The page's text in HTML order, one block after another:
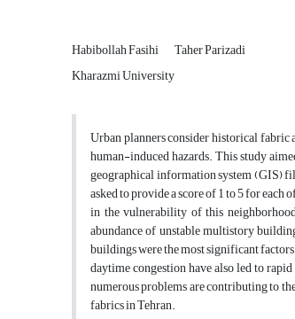
Habibollah Fasihi
Taher Parizadi
Kharazmi University
Urban planners consider historical
human-induced hazards. This study
geographical information system (GIS)
asked to provide a score of 1 to 5 for each
in the vulnerability of this
abundance of unstable multistory
buildings were the most significant
daytime congestion have also led to
numerous problems are contributing to
fabrics in Tehran.